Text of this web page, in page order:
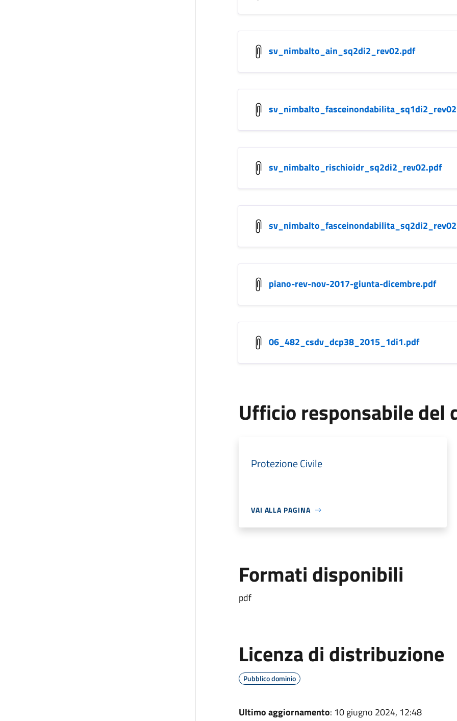
sv_nimbalto_ain_sq2di2_rev02.pdf
sv_nimbalto_rischioidr_sq2di2_rev02.pdf
piano-rev-nov-2017-giunta-dicembre.pdf
06_482_csdv_dcp38_2015_1di1.pdf
Ufficio responsabile del
Protezione Civile
VAI ALLA PAGINA
Formati disponibili
pdf
Licenza di distribuzione
Pubblico dominio
Ultimo aggiornamento: 10 giugno 2024, 12:48